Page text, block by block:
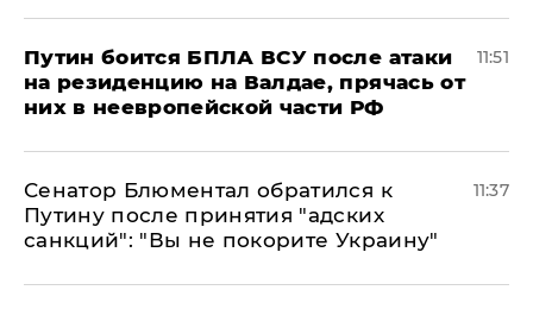
Путин боится БПЛА ВСУ после атаки
на резиденцию на Валдае, прячась от
них в неевропейской части РФ
11:51
Сенатор Блюментал обратился к
Путину после принятия "адских
санкций": "Вы не покорите Украину"
11:37